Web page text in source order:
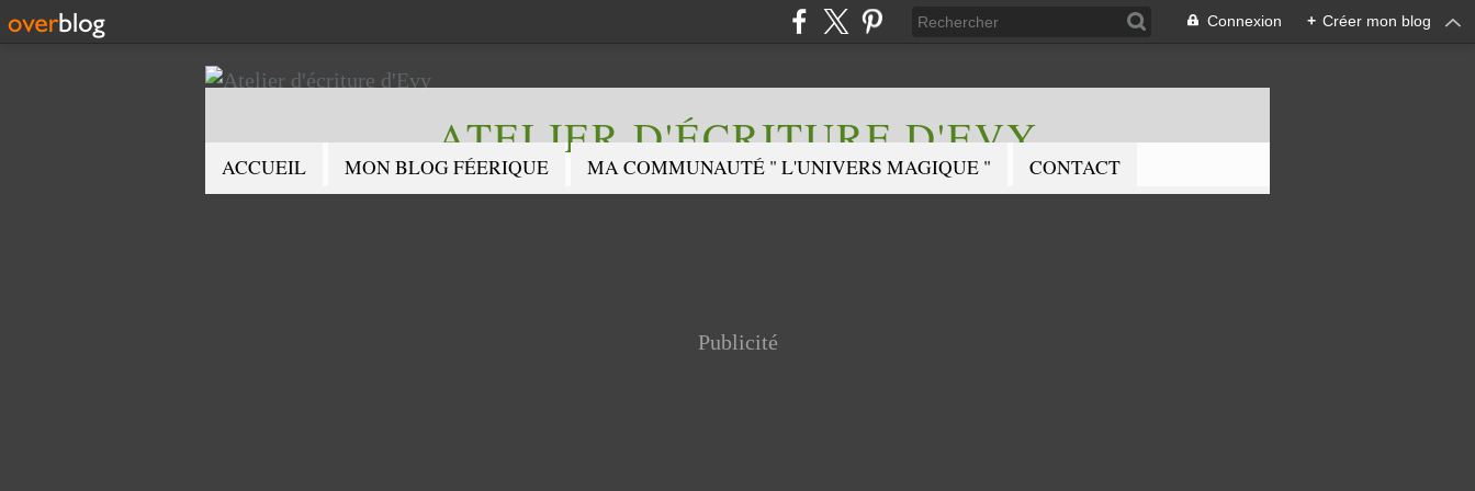
Connexion + Créer mon blog
ATELIER D'ÉCRITURE D'EVY
ACCUEIL MON BLOG FÉERIQUE MA COMMUNAUTÉ " L'UNIVERS MAGIQUE " CONTACT
Publicité